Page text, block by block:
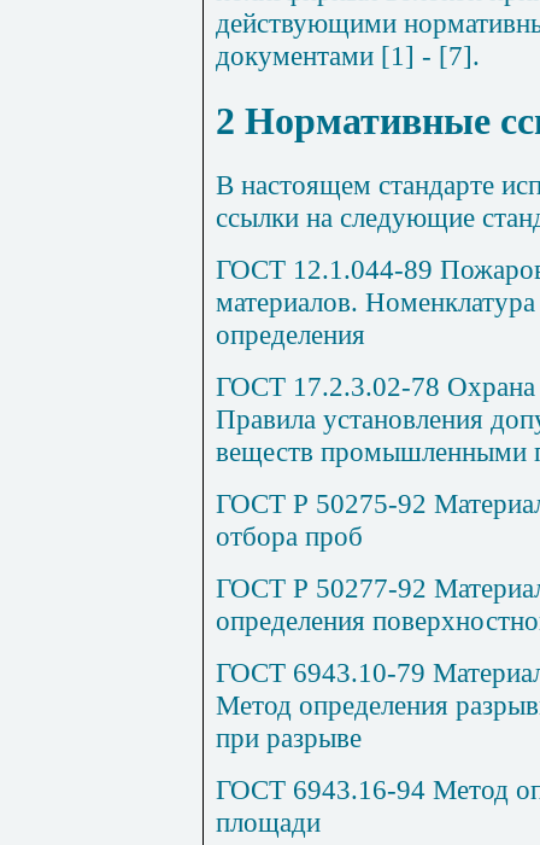
действующими
документами [1] - [7].
2 Нормативные
В настоящем стандарте
ссылки на следующие
ГОСТ 12.1.044-89
материалов.
определения
ГОСТ 17.2.3.02-78
Правила установления
веществ промышленными
ГОСТ Р 50275-92
отбора проб
ГОСТ Р 50277-92
определения
ГОСТ 6943.10-79
Метод определения
при разрыве
ГОСТ 6943.16-94 Метод
площади